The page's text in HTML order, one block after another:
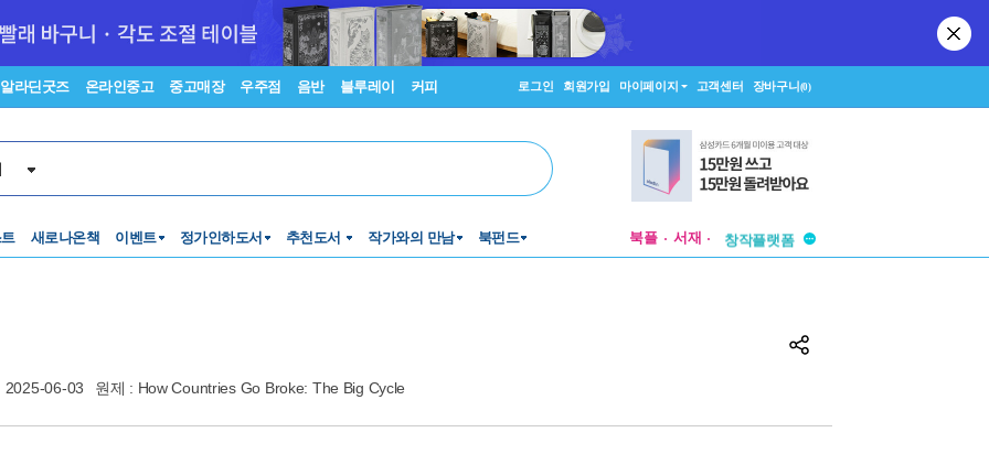
알라딘굿즈 온라인중고 중고매장 우주점 음반 블루레이 커피 로그인 회원가입 마이페이지 고객센터 장바구니(0)
새로나온책 이벤트 정가인하도서 추천도서 작가와의 만남 북펀드 북플 서재
창작플랫폼
2025-06-03 원제 : How Countries Go Broke: The Big Cycle